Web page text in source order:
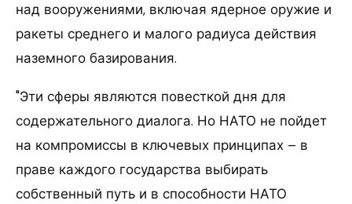
над вооружениями, включая ядерное оружие и
ракеты среднего и малого радиуса действия
наземного базирования.
"Эти сферы являются повесткой дня для
содержательного диалога. Но НАТО не пойдет
на компромиссы в ключевых принципах – в
праве каждого государства выбирать
собственный путь и в способности НАТО